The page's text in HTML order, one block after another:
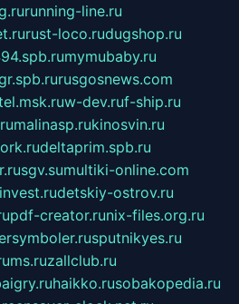
running-line.ru
rust-loco.rudugshop.ru
mymubaby.ru
rusgosnews.com
w-dev.ruf-ship.ru
malinasp.rukinosvin.ru
deltaprim.spb.ru
sgv.sumultiki-online.com
detskiy-ostrov.ru
pdf-creator.runix-files.org.ru
sputnikyes.ru
zallclub.ru
haikko.rusobakopedia.ru